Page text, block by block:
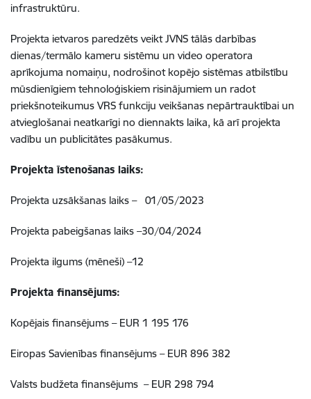
infrastruktūru.
Projekta ietvaros paredzēts veikt JVNS tālās darbības
dienas/termālo kameru sistēmu un video operatora
aprīkojuma nomaiņu, nodrošinot kopējo sistēmas atbilstību
mūsdienīgiem tehnoloģiskiem risinājumiem un radot
priekšnoteikumus VRS funkciju veikšanas nepārtrauktībai un
atvieglošanai neatkarīgi no diennakts laika, kā arī projekta
vadību un publicitātes pasākumus.
Projekta īstenošanas laiks:
Projekta uzsākšanas laiks – 01/05/2023
Projekta pabeigšanas laiks –30/04/2024
Projekta ilgums (mēneši) –12
Projekta finansējums:
Kopējais finansējums – EUR 1 195 176
Eiropas Savienības finansējums – EUR 896 382
Valsts budžeta finansējums – EUR 298 794